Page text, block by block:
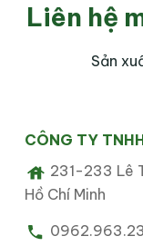
Liên hệ
Sản
CÔNG TY
231-233 Lê
Hồ Chí Minh